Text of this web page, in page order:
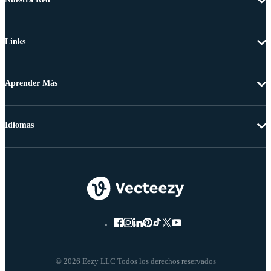
Links
Aprender Más
© 2026 Eezy LLC Todos los derechos reservados
Idiomas